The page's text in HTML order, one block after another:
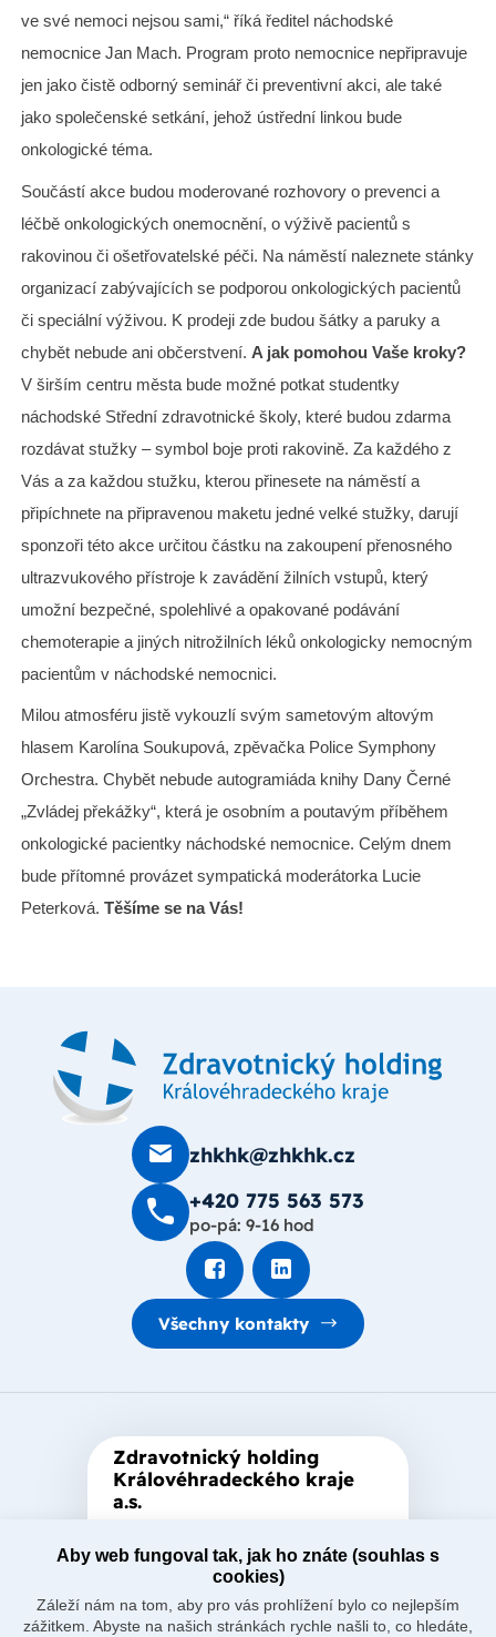
ve své nemoci nejsou sami,“ říká ředitel náchodské
nemocnice Jan Mach. Program proto nemocnice nepřipravuje
jen jako čistě odborný seminář či preventivní akci, ale také
jako společenské setkání, jehož ústřední linkou bude
onkologické téma.
Součástí akce budou moderované rozhovory o prevenci a
léčbě onkologických onemocnění, o výživě pacientů s
rakovinou či ošetřovatelské péči. Na náměstí naleznete stánky
organizací zabývajících se podporou onkologických pacientů
či speciální výživou. K prodeji zde budou šátky a paruky a
chybět nebude ani občerstvení. A jak pomohou Vaše kroky?
V širším centru města bude možné potkat studentky
náchodské Střední zdravotnické školy, které budou zdarma
rozdávat stužky – symbol boje proti rakovině. Za každého z
Vás a za každou stužku, kterou přinesete na náměstí a
připíchnete na připravenou maketu jedné velké stužky, darují
sponzoři této akce určitou částku na zakoupení přenosného
ultrazvukového přístroje k zavádění žilních vstupů, který
umožní bezpečné, spolehlivé a opakované podávání
chemoterapie a jiných nitrožilních léků onkologicky nemocným
pacientům v náchodské nemocnici.
Milou atmosféru jistě vykouzlí svým sametovým altovým
hlasem Karolína Soukupová, zpěvačka Police Symphony
Orchestra. Chybět nebude autogramiáda knihy Dany Černé
„Zvládej překážky“, která je osobním a poutavým příběhem
onkologické pacientky náchodské nemocnice. Celým dnem
bude přítomné provázet sympatická moderátorka Lucie
Peterková. Těšíme se na Vás!
zhkhk@zhkhk.cz
+420 775 563 573
po-pá: 9-16 hod
Všechny kontakty
Zdravotnický holding
Královéhradeckého kraje
a.s.
založená Královéhradeckým
krajem, který je jediným
akcionářem společnosti.
Aby web fungoval tak, jak ho znáte (souhlas s
cookies)
Záleží nám na tom, aby pro vás prohlížení bylo co nejlepším
zážitkem. Abyste na našich stránkách rychle našli to, co hledáte,